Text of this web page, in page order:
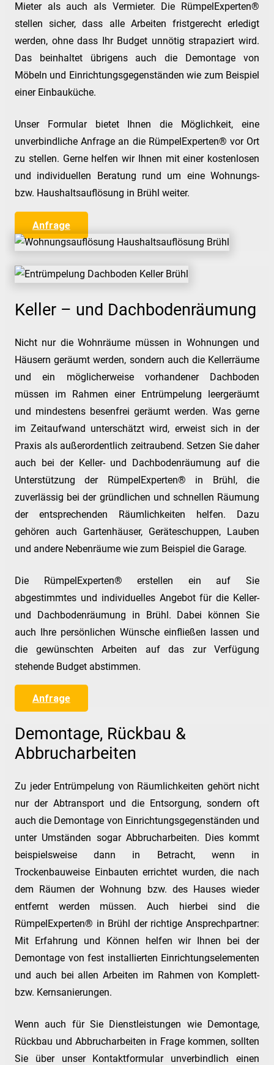
Mieter als auch als Vermieter. Die RümpelExperten®
stellen sicher, dass alle Arbeiten fristgerecht erledigt
werden, ohne dass Ihr Budget unnötig strapaziert wird.
Das beinhaltet übrigens auch die Demontage von
Möbeln und Einrichtungsgegenständen wie zum Beispiel
einer Einbauküche.
Unser Formular bietet Ihnen die Möglichkeit, eine
unverbindliche Anfrage an die RümpelExperten® vor Ort
zu stellen. Gerne helfen wir Ihnen mit einer kostenlosen
und individuellen Beratung rund um eine Wohnungs-
bzw. Haushaltsauflösung in Brühl weiter.
Anfrage
Keller – und Dachbodenräumung
Nicht nur die Wohnräume müssen in Wohnungen und
Häusern geräumt werden, sondern auch die Kellerräume
und ein möglicherweise vorhandener Dachboden
müssen im Rahmen einer Entrümpelung leergeräumt
und mindestens besenfrei geräumt werden. Was gerne
im Zeitaufwand unterschätzt wird, erweist sich in der
Praxis als außerordentlich zeitraubend. Setzen Sie daher
auch bei der Keller- und Dachbodenräumung auf die
Unterstützung der RümpelExperten® in Brühl, die
zuverlässig bei der gründlichen und schnellen Räumung
der entsprechenden Räumlichkeiten helfen. Dazu
gehören auch Gartenhäuser, Geräteschuppen, Lauben
und andere Nebenräume wie zum Beispiel die Garage.
Die RümpelExperten® erstellen ein auf Sie
abgestimmtes und individuelles Angebot für die Keller-
und Dachbodenräumung in Brühl. Dabei können Sie
auch Ihre persönlichen Wünsche einfließen lassen und
die gewünschten Arbeiten auf das zur Verfügung
stehende Budget abstimmen.
Anfrage
Demontage, Rückbau &
Abbrucharbeiten
Zu jeder Entrümpelung von Räumlichkeiten gehört nicht
nur der Abtransport und die Entsorgung, sondern oft
auch die Demontage von Einrichtungsgegenständen und
unter Umständen sogar Abbrucharbeiten. Dies kommt
beispielsweise dann in Betracht, wenn in
Trockenbauweise Einbauten errichtet wurden, die nach
dem Räumen der Wohnung bzw. des Hauses wieder
entfernt werden müssen. Auch hierbei sind die
RümpelExperten® in Brühl der richtige Ansprechpartner:
Mit Erfahrung und Können helfen wir Ihnen bei der
Demontage von fest installierten Einrichtungselementen
und auch bei allen Arbeiten im Rahmen von Komplett-
bzw. Kernsanierungen.
Wenn auch für Sie Dienstleistungen wie Demontage,
Rückbau und Abbrucharbeiten in Frage kommen, sollten
Sie über unser Kontaktformular unverbindlich einen